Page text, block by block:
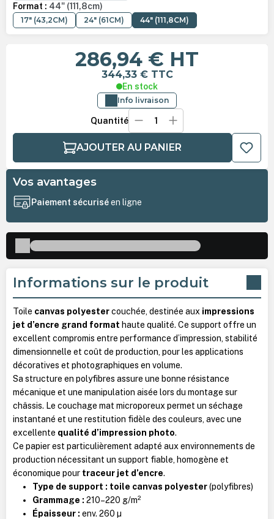
Format : 44" (111,8cm)
17" (43,2CM) 24" (61CM) 44" (111,8CM)
286,94 € HT
344,33 € TTC
En stock
Info livraison
Quantité
AJOUTER AU PANIER
Vos avantages
Paiement sécuriséen ligne
Informations sur le produit
Toile canvas polyestercouchée, destinée aux impressions
jet d’encre grand format haute qualité. Ce support offre un
excellent compromis entre performance d’impression, stabilité
dimensionnelle et coût de production, pour les applications
décoratives et photographiques en volume.
Sa structure en polyfibres assure une bonne résistance
mécanique et une manipulation aisée lors du montage sur
châssis. Le couchage mat microporeux permet un séchage
instantané et une restitution fidèle des couleurs, avec une
excellente qualité d’impression photo.
Ce papier est particulièrement adapté aux environnements de
production nécessitant un support fiable, homogène et
économique pour traceur jet d’encre.
Type de support : toile canvas polyester(polyfibres)
Grammage : 210–220 g/m²
Épaisseur : env. 260 µ